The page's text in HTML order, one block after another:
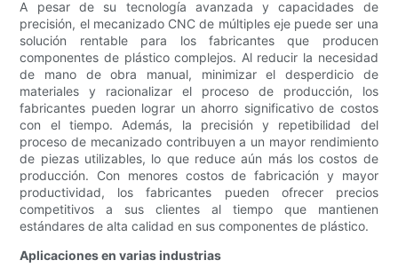
A pesar de su tecnología avanzada y capacidades de
precisión, el mecanizado CNC de múltiples eje puede ser una
solución rentable para los fabricantes que producen
componentes de plástico complejos. Al reducir la necesidad
de mano de obra manual, minimizar el desperdicio de
materiales y racionalizar el proceso de producción, los
fabricantes pueden lograr un ahorro significativo de costos
con el tiempo. Además, la precisión y repetibilidad del
proceso de mecanizado contribuyen a un mayor rendimiento
de piezas utilizables, lo que reduce aún más los costos de
producción. Con menores costos de fabricación y mayor
productividad, los fabricantes pueden ofrecer precios
competitivos a sus clientes al tiempo que mantienen
estándares de alta calidad en sus componentes de plástico.
Aplicaciones en varias industrias